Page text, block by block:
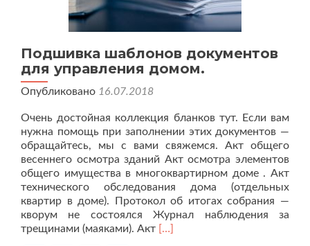
Подшивка шаблонов документов
для управления домом.
Опубликовано 16.07.2018
Очень достойная коллекция бланков тут. Если вам
нужна помощь при заполнении этих документов —
обращайтесь, мы с вами свяжемся. Акт общего
весеннего осмотра зданий Акт осмотра элементов
общего имущества в многоквартирном доме . Акт
технического обследования дома (отдельных
квартир в доме). Протокол об итогах собрания —
кворум не состоялся Журнал наблюдения за
трещинами (маяками). Акт Читать
[…]